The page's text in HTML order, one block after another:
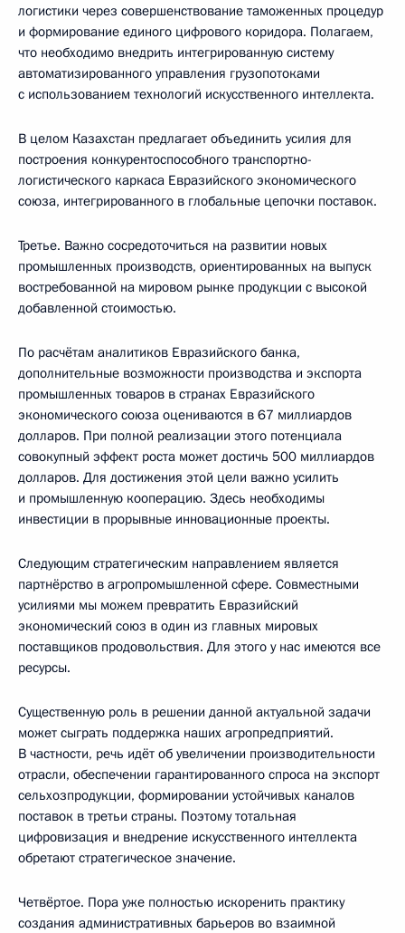
логистики через совершенствование таможенных процедур
и формирование единого цифрового коридора. Полагаем,
что необходимо внедрить интегрированную систему
автоматизированного управления грузопотоками
с использованием технологий искусственного интеллекта.
В целом Казахстан предлагает объединить усилия для
построения конкурентоспособного транспортно-
логистического каркаса Евразийского экономического
союза, интегрированного в глобальные цепочки поставок.
Третье. Важно сосредоточиться на развитии новых
промышленных производств, ориентированных на выпуск
востребованной на мировом рынке продукции с высокой
добавленной стоимостью.
По расчётам аналитиков Евразийского банка,
дополнительные возможности производства и экспорта
промышленных товаров в странах Евразийского
экономического союза оцениваются в 67 миллиардов
долларов. При полной реализации этого потенциала
совокупный эффект роста может достичь 500 миллиардов
долларов. Для достижения этой цели важно усилить
и промышленную кооперацию. Здесь необходимы
инвестиции в прорывные инновационные проекты.
Следующим стратегическим направлением является
партнёрство в агропромышленной сфере. Совместными
усилиями мы можем превратить Евразийский
экономический союз в один из главных мировых
поставщиков продовольствия. Для этого у нас имеются все
ресурсы.
Существенную роль в решении данной актуальной задачи
может сыграть поддержка наших агропредприятий.
В частности, речь идёт об увеличении производительности
отрасли, обеспечении гарантированного спроса на экспорт
сельхозпродукции, формировании устойчивых каналов
поставок в третьи страны. Поэтому тотальная
цифровизация и внедрение искусственного интеллекта
обретают стратегическое значение.
Четвёртое. Пора уже полностью искоренить практику
создания административных барьеров во взаимной